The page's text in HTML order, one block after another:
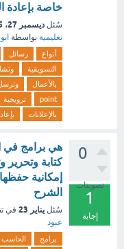
خاصة بإعادة
سُئل ديسمبر 27، 2025
تعليمية بواسطة
أنواع رسائل
التسويقية
بالأعمال
point
ترويجية
بالإعلانات
0
تصويتات
1
إجابة
هي برامج
كتابة
إمكانية
الشرح
سُئل يناير 23 في
عبود
برامج الحاسب